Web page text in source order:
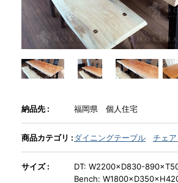
WEBカタログ
新入荷情報
納品事例
納品先 : 福岡県 個人住宅
商品カテゴリ :ダイニングテーブル チェ
サイズ :
DT: W2200×D830-
Bench: